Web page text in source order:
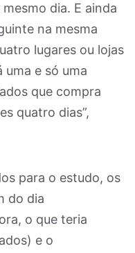
dia. E ainda
na mesma
lugares ou lojas
uma e só uma
que compra
quatro dias”,
para o estudo, os
do dia
o que teria
e o